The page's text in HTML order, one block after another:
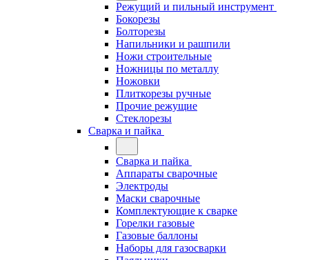
Режущий и пильный инструмент
Бокорезы
Болторезы
Напильники и рашпили
Ножи строительные
Ножницы по металлу
Ножовки
Плиткорезы ручные
Прочие режущие
Стеклорезы
Сварка и пайка
Сварка и пайка
Аппараты сварочные
Электроды
Маски сварочные
Комплектующие к сварке
Горелки газовые
Газовые баллоны
Наборы для газосварки